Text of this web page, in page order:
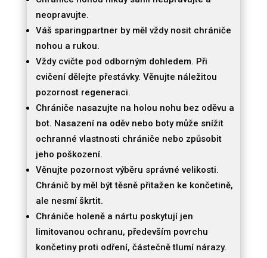
neopravujte.
Váš sparingpartner by měl vždy nosit chrániče
nohou a rukou.
Vždy cvičte pod odborným dohledem. Při
cvičení dělejte přestávky. Věnujte náležitou
pozornost regeneraci.
Chrániče nasazujte na holou nohu bez oděvu a
bot. Nasazení na oděv nebo boty může snížit
ochranné vlastnosti chrániče nebo způsobit
jeho poškození.
Věnujte pozornost výběru správné velikosti.
Chránič by měl být těsně přitažen ke končetině,
ale nesmí škrtit.
Chrániče holeně a nártu poskytují jen
limitovanou ochranu, především povrchu
končetiny proti odření, částečně tlumí nárazy.